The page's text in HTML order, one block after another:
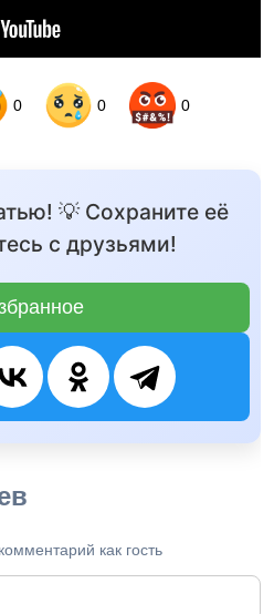
0 0 0
💡 Сохраните её
с друзьями!
как гость